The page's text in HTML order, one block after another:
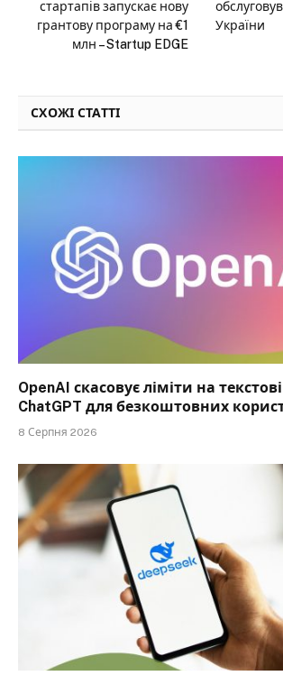
стартапів запускає нову
грантову програму на €1
млн – Startup EDGE
України
СХОЖІ СТАТТІ
OpenAI скасовує ліміти на
ChatGPT для безкоштовних
8 Серпня 2026